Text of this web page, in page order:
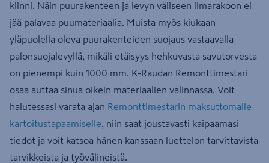
kiinni. Näin puurakenteen ja levyn väliseen ilmarakoon ei
jää palavaa puumateriaalia. Muista myös kiukaan
yläpuolella oleva puurakenteiden suojaus vastaavalla
palonsuojalevyllä, mikäli etäisyys hehkuvasta savutorvesta
on pienempi kuin 1000 mm. K-Raudan Remonttimestari
osaa auttaa sinua oikein materiaalien valinnassa. Voit
halutessasi varata ajan Remonttimestarin maksuttomalle
kartoitustapaamiselle, niin saat joustavasti kaipaamasi
tiedot ja voit katsoa hänen kanssaan luettelon tarvittavista
tarvikkeista ja työvälineistä.